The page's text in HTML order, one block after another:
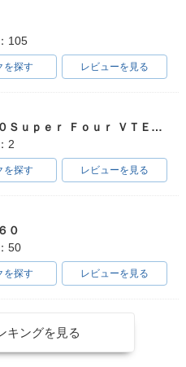
105
を探す レビューを見る
ＣＢ４００Ｓｕｐｅｒ Ｆｏｕｒ ＶＴＥＣ ＳＰＥＣ３
2
を探す レビューを見る
０
50
を探す レビューを見る
キングを見る